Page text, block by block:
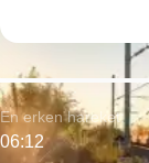
En erken hareket:
06:12